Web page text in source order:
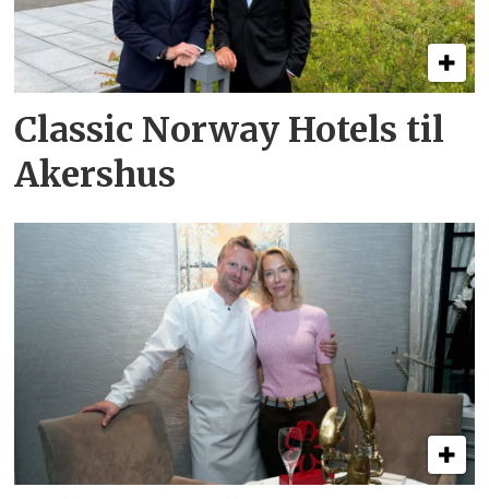
Classic Norway Hotels til
Akershus